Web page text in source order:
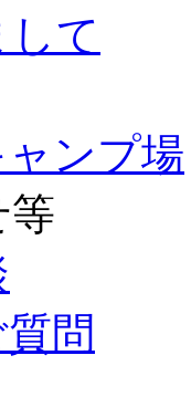
て
ンプ場
等
問